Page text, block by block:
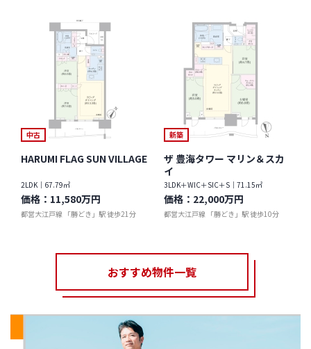
中古
HARUMI FLAG SUN VILLAGE
2LDK｜67.79㎡
価格： 11,580万円
都営大江戸線 「勝どき」駅 徒歩21分
新築
ザ 豊海タワー マリン＆スカ
イ
3LDK＋WIC＋SIC＋S｜71.15㎡
価格： 22,000万円
都営大江戸線 「勝どき」駅 徒歩10分
おすすめ物件一覧